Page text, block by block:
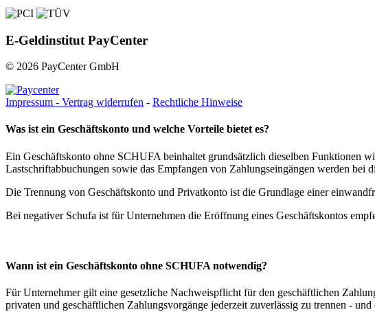
E-Geldinstitut PayCenter
© 2026 PayCenter GmbH
Impressum - Vertrag widerrufen - Rechtliche Hinweise
Was ist ein Geschäftskonto und welche Vorteile bietet es?
Ein Geschäftskonto ohne SCHUFA beinhaltet grundsätzlich dieselben Funktionen
Lastschriftabbuchungen sowie das Empfangen von Zahlungseingängen werden
Die Trennung von Geschäftskonto und Privatkonto ist die Grundlage einer
Bei negativer Schufa ist für Unternehmen die Eröffnung eines Geschäftskontos
Wann ist ein Geschäftskonto ohne SCHUFA notwendig?
Für Unternehmer gilt eine gesetzliche Nachweispflicht für den geschäftlichen
privaten und geschäftlichen Zahlungsvorgänge jederzeit zuverlässig zu trennen -